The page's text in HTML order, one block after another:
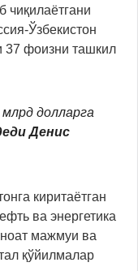
чиқилаётгани
Ўзбекистон
37 фоизни ташкил
млрд долларга
Денис
киритаётган
ва энергетика
мажмуи ва
қўйилмалар